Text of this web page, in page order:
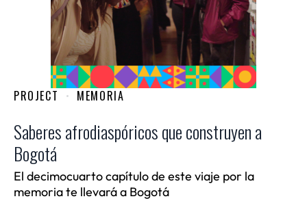
PROJECT MEMORIA
Saberes afrodiaspóricos que construyen a
Bogotá
El decimocuarto capítulo de este viaje por la
memoria te llevará a Bogotá